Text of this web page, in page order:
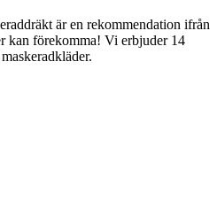
är en rekommendation ifrån
kan förekomma! Vi erbjuder 14